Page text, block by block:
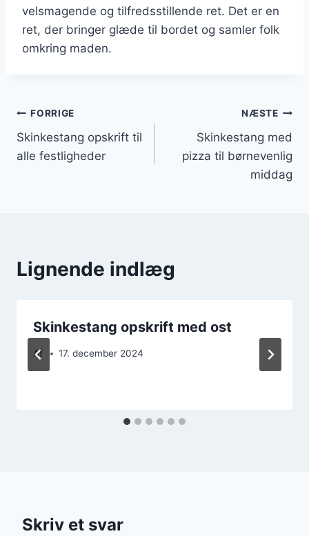
velsmagende og tilfredsstillende ret. Det er en
ret, der bringer glæde til bordet og samler folk
omkring maden.
Indlægsnavigation
FORRIGE
Skinkestang opskrift til
alle festligheder
NÆSTE
Skinkestang med
pizza til børnevenlig
middag
Lignende indlæg
Skinkestang opskrift med ost
Af 17. december 2024
Skriv et svar